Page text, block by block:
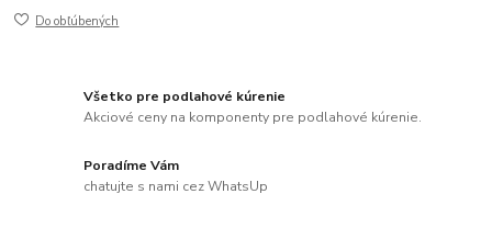
Do obľúbených
Všetko pre podlahové kúrenie
Akciové ceny na komponenty pre podlahové kúrenie.
Poradíme Vám
chatujte s nami cez WhatsUp